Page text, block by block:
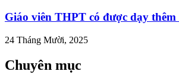
Giáo viên THPT có được dạy
24 Tháng Mười, 2025
Chuyên mục